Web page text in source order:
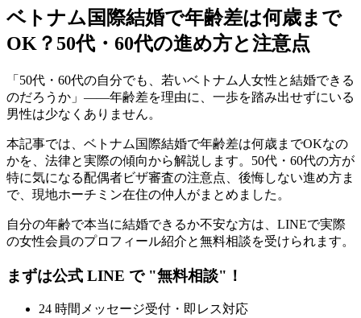
ベトナム国際結婚で年齢差は何歳まで
OK？50代・60代の進め方と注意点
「50代・60代の自分でも、若いベトナム人女性と結婚できる
のだろうか」――年齢差を理由に、一歩を踏み出せずにいる
男性は少なくありません。
本記事では、ベトナム国際結婚で年齢差は何歳までOKなの
かを、法律と実際の傾向から解説します。50代・60代の方が
特に気になる配偶者ビザ審査の注意点、後悔しない進め方ま
で、現地ホーチミン在住の仲人がまとめました。
自分の年齢で本当に結婚できるか不安な方は、LINEで実際
の女性会員のプロフィール紹介と無料相談を受けられます。
まずは公式 LINE で "無料相談"！
24 時間メッセージ受付・即レス対応